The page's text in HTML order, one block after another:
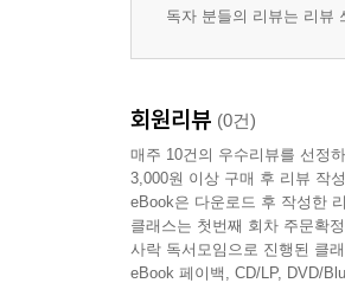
독자 분들의 리뷰는 리뷰
회원리뷰 (0건)
매주 10건의 우수리뷰를 선정
3,000원 이상 구매 후 리뷰 작
eBook은 다운로드 후 작성한
클래스는 첫번째 회차 주문확
사락 독서모임으로 진행된 클
eBook 페이백, CD/LP, DVD/